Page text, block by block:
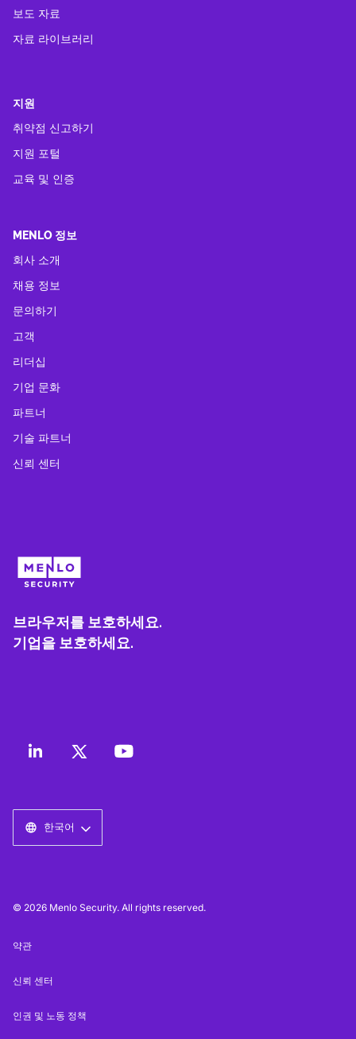
보도 자료
자료 라이브러리
지원
취약점 신고하기
지원 포털
교육 및 인증
MENLO 정보
회사 소개
채용 정보
문의하기
고객
리더십
기업 문화
파트너
기술 파트너
신뢰 센터
브라우저를 보호하세요.
기업을 보호하세요.
한국어
© 2026 Menlo Security. All rights reserved.
약관
신뢰 센터
인권 및 노동 정책